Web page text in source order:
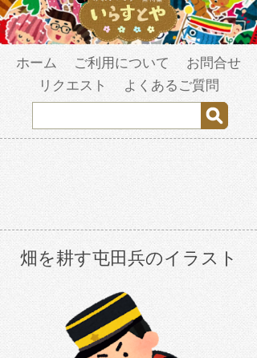
ホーム ご利用について
お問合せ
リクエスト
よくあるご質問
畑を耕す屯田兵のイラスト